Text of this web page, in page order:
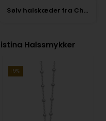
Sølv halskæder fra Christina
Halssmykker
19%